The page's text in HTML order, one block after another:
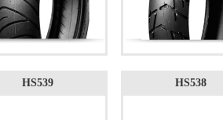
HS539 HS538